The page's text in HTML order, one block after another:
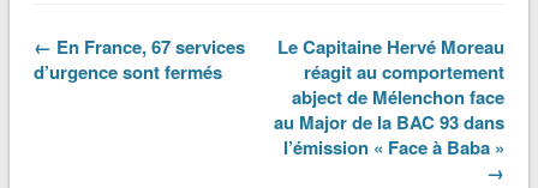
← En France, 67 services
d’urgence sont fermés
Le Capitaine Hervé Moreau
réagit au comportement
abject de Mélenchon face
au Major de la BAC 93 dans
l’émission « Face à Baba »
→